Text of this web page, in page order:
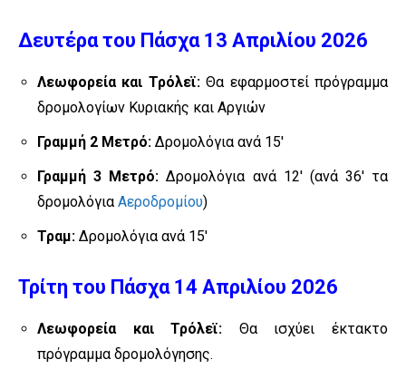
Δευτέρα του Πάσχα 13 Απριλίου 2026
Λεωφορεία και Τρόλεϊ:Θα εφαρμοστεί πρόγραμμα
δρομολογίων Κυριακής και Αργιών
Γραμμή 2 Μετρό: Δρομολόγια ανά 15′
Γραμμή 3 Μετρό: Δρομολόγια ανά 12′ (ανά 36′ τα
δρομολόγιαΑεροδρομίου)
Τραμ: Δρομολόγια ανά 15′
Τρίτη του Πάσχα 14 Απριλίου 2026
Λεωφορεία και Τρόλεϊ: Θα ισχύει έκτακτο
πρόγραμμα δρομολόγησης.